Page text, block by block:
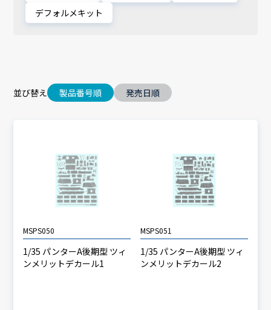
デフォルメキット
並び替え 製品番号順 発売日順
MSPS050
1/35 パンターA後期型 ツィ
ンメリットデカール1
MSPS051
1/35 パンターA後期型 ツィ
ンメリットデカール2